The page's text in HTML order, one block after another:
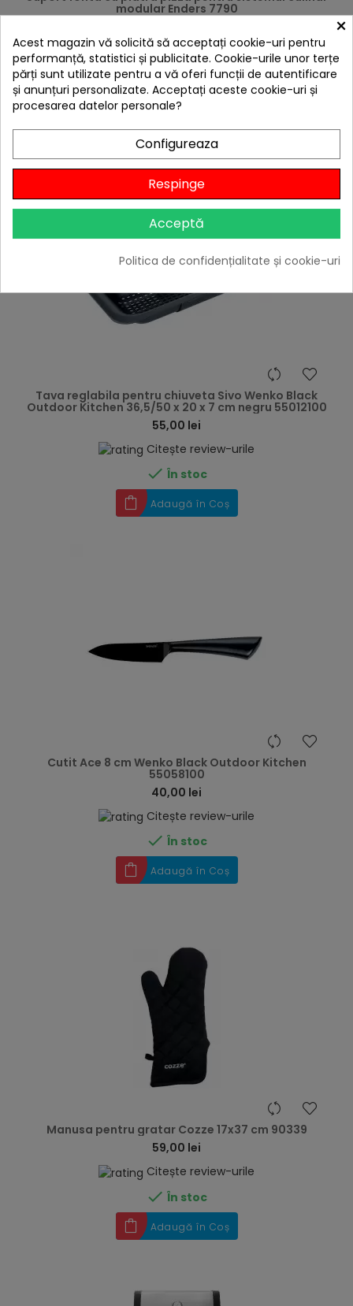
modular Enders 7790
219,00 lei
Citește review-urile
-10%cu codulBBQFEST
În stoc
Adaugă în Coș
Tava reglabila pentru chiuveta Sivo Wenko Black
Outdoor Kitchen 36,5/50 x 20 x 7 cm negru 55012100
55,00 lei
Citește review-urile
 În stoc
Adaugă în Coș
Cutit Ace 8 cm Wenko Black Outdoor Kitchen
55058100
40,00 lei
Citește review-urile
 În stoc
Adaugă în Coș
Manusa pentru gratar Cozze 17x37 cm 90339
59,00 lei
Citește review-urile
 În stoc
Adaugă în Coș
×
Acest magazin vă solicită să acceptați cookie-uri pentru
performanță, statistici și publicitate. Cookie-urile unor terțe
părți sunt utilizate pentru a vă oferi funcții de autentificare
și anunțuri personalizate. Acceptați aceste cookie-uri și
procesarea datelor personale?
Configureaza
Respinge
Acceptă
Politica de confidențialitate și cookie-uri